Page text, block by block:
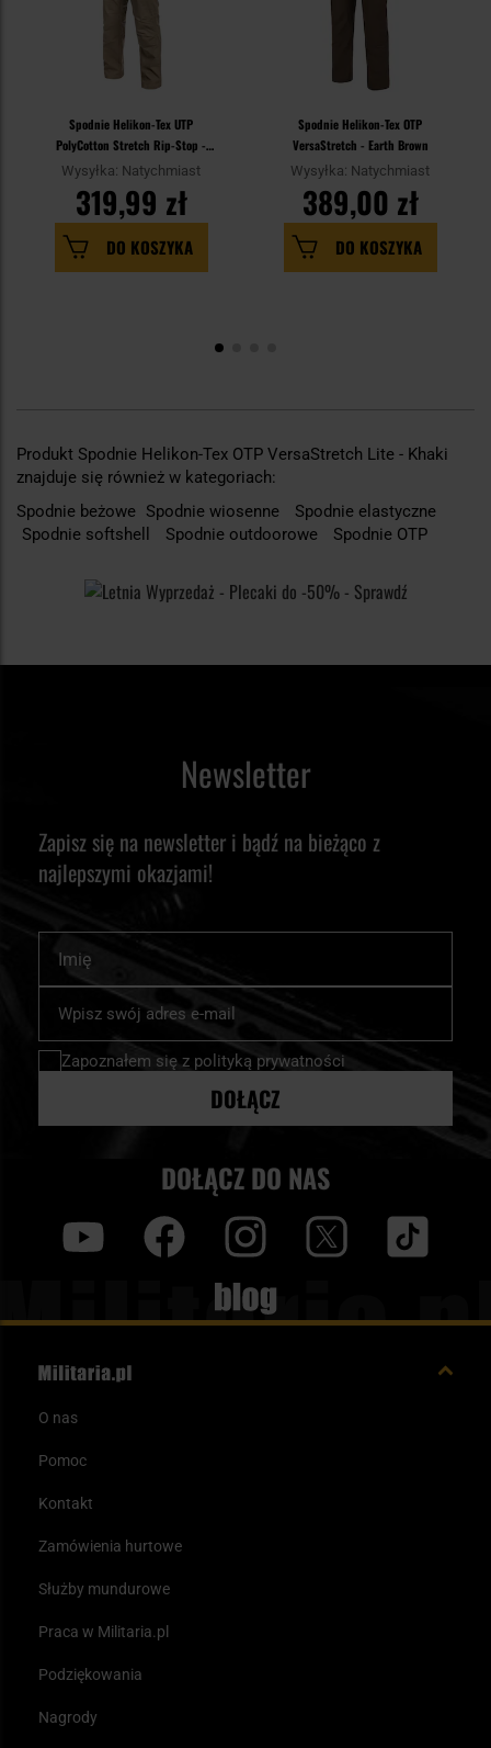
Spodnie Helikon-Tex UTP
PolyCotton Stretch Rip-Stop -
Khaki
Wysyłka: Natychmiast
319,99 zł
DO KOSZYKA
Spodnie Helikon-Tex OTP
VersaStretch - Earth Brown
Wysyłka: Natychmiast
389,00 zł
DO KOSZYKA
Produkt Spodnie Helikon-Tex OTP VersaStretch Lite - Khaki
znajduje się również w kategoriach:
Spodnie beżowe Spodnie wiosenne
Spodnie elastyczne
Spodnie softshell
Spodnie outdoorowe Spodnie OTP
Newsletter
Zapisz się na newsletter i bądź na bieżąco z
najlepszymi okazjami!
nasz
newsletter:
Zapoznałem się z polityką prywatności
DOŁĄCZ
DOŁĄCZ DO NAS
Blog
O nas
Pomoc
Kontakt
Zamówienia hurtowe
Służby mundurowe
Praca w Militaria.pl
Podziękowania
Nagrody